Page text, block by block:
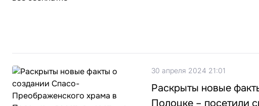
30 апреля 2024 21:01
Раскрыты новые
Полоцке – посетили